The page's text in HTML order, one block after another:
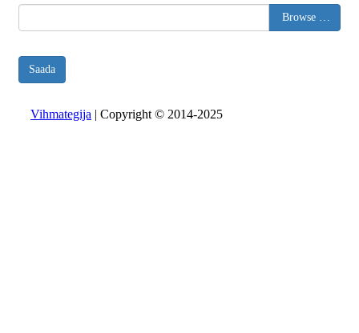
Browse …
Saada
Vihmategija | Copyright © 2014-2025